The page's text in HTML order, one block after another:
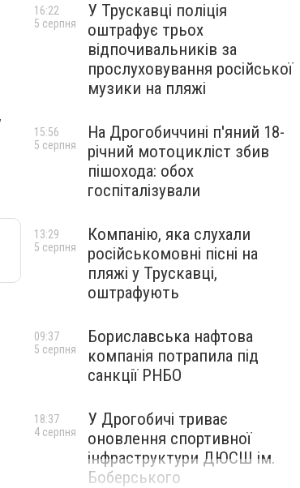
У Трускавці поліція
оштрафує трьох
відпочивальників за
прослуховування російської
музики на пляжі
16:22
5 серпня
На Дрогобиччині п'яний 18-
річний мотоцикліст збив
пішохода: обох
госпіталізували
15:56
5 серпня
Компанію, яка слухали
російськомовні пісні на
пляжі у Трускавці,
оштрафують
13:29
5 серпня
Бориславська нафтова
компанія потрапила під
санкції РНБО
09:37
5 серпня
У Дрогобичі триває
оновлення спортивної
інфраструктури ДЮСШ ім.
Боберського
18:37
4 серпня